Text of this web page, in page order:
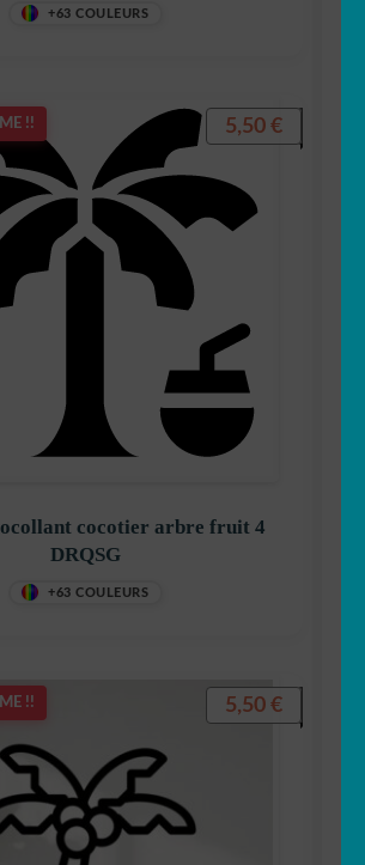
+63 COULEURS
!!
cocotier arbre fruit 4
DRQSG
+63 COULEURS
5,50 €
!! 5,50 €